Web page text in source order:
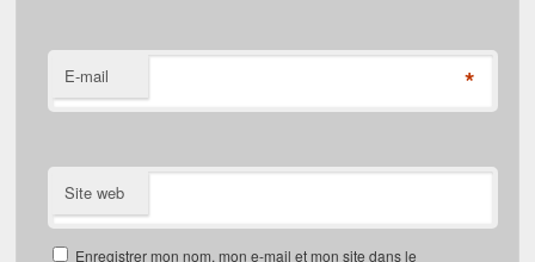
E-mail *
Site web
Enregistrer mon nom, mon e-mail et mon site dans le